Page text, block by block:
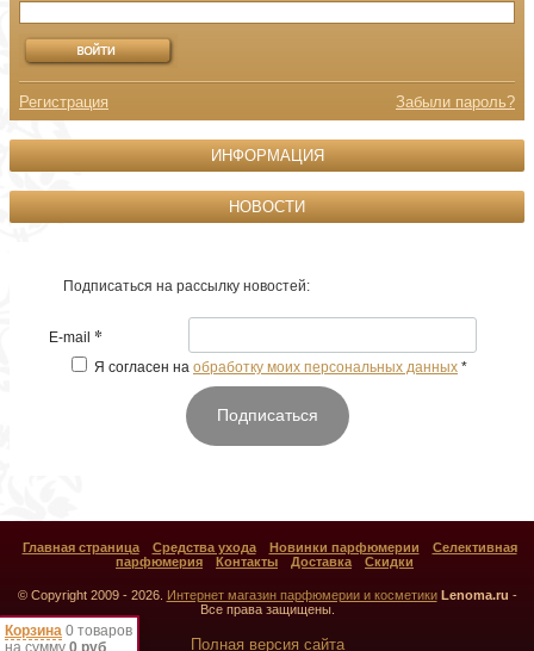
Корзина 0 товаров
на сумму 0 руб
Регистрация Забыли пароль?
ИНФОРМАЦИЯ
НОВОСТИ
Подписаться на рассылку новостей:
E-mail *
Я согласен на обработку моих персональных данных *
Подписаться
Главная страница Средства ухода Новинки парфюмерии
Селективная
парфюмерия
Контакты Доставка Скидки
© Copyright 2009 - 2026. Интернет магазин парфюмерии и косметики Lenoma.ru -
Все права защищены.
Полная версия сайта